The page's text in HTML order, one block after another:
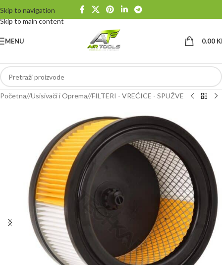
Skip to navigation
Skip to main content
MENU 0.00
Početna/ Usisivači i Oprema/ FILTERI - VREĆICE - SPUŽVE